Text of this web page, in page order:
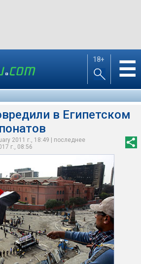
18+ ☰
в Египетском
2011 г., 18:49 | последнее
г., 08:56